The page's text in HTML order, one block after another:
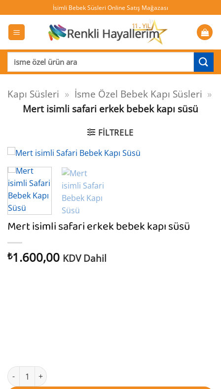
atla
İsimli Bebek Süsleri Online Satış Mağazası
Ara:
Kapı Süsleri » İsme Özel Bebek Kapı Süsleri »
Mert isimli safari erkek bebek kapı süsü
FILTRELE
Mert isimli safari erkek bebek kapı süsü
₺1.600,00 KDV Dahil
Mert isimli safari erkek bebek kapı süsü adet